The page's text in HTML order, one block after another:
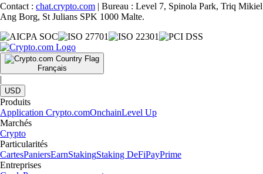
Contact : chat.crypto.com | Bureau : Level 7, Spinola Park, Triq Mikiel
Ang Borg, St Julians SPK 1000 Malte.
Français
|
USD
Produits
Application Crypto.comOnchainLevel Up
Marchés
Crypto
Particularités
CartesPaniersEarnStakingStaking DeFiPayPrime
Entreprises